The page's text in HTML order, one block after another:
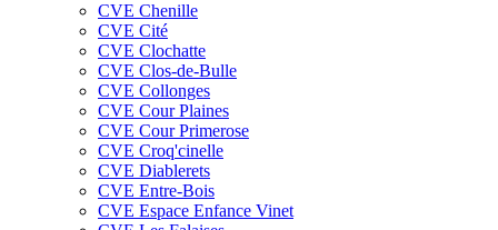
CVE Chenille
CVE Cité
CVE Clochatte
CVE Clos-de-Bulle
CVE Collonges
CVE Cour Plaines
CVE Cour Primerose
CVE Croq'cinelle
CVE Diablerets
CVE Entre-Bois
CVE Espace Enfance Vinet